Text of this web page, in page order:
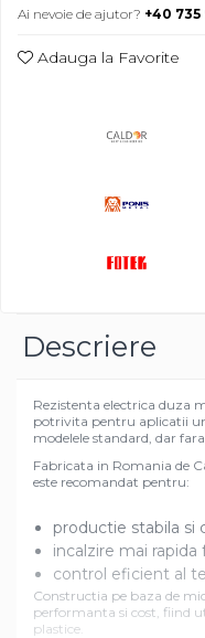
Ai nevoie de ajutor? +40 735
Adauga la Favorite
Descriere
Rezistenta electrica duza
potrivita pentru aplicatii
modelele standard, dar
Fabricata in Romania de
este recomandat pentru:
productie stabila si
incalzire mai
control eficient al
Constructia pe baza de
performanta si cost, fiind
plastice.